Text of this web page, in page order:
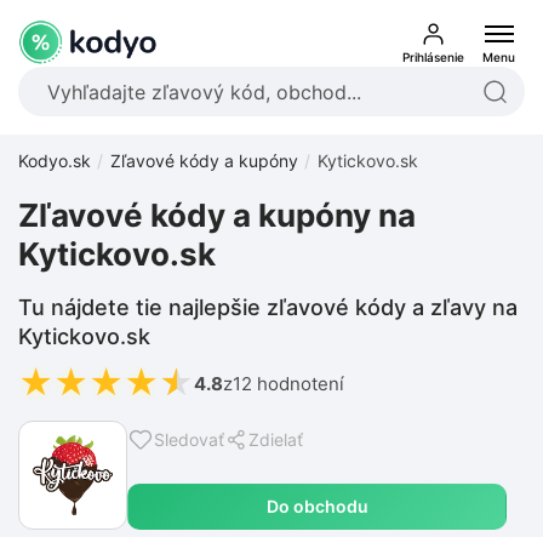
Prihlásenie Menu
Kodyo.sk Zľavové kódy a kupóny Kytickovo.sk
Sledovať Zdielať
Do obchodu
Zľavové kódy a kupóny na
Kytickovo.sk
Tu nájdete tie najlepšie zľavové kódy a zľavy na
Kytickovo.sk
★★★★★ 4.8z12 hodnotení